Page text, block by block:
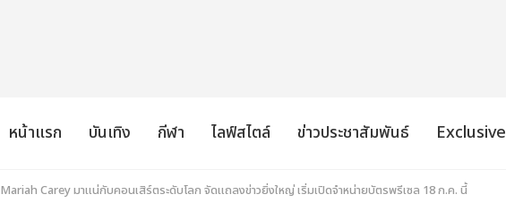
หน้าแรก บันเทิง กีฬา ไลฟ์สไตล์ ข่าวประชาสัมพันธ์ Exclusive
Mariah Carey มาแน่กับคอนเสิร์ตระดับโลก จัดแถลงข่าวยิ่งใหญ่ เริ่มเปิดจำหน่ายบัตรพรีเซล 18 ก.ค. นี้